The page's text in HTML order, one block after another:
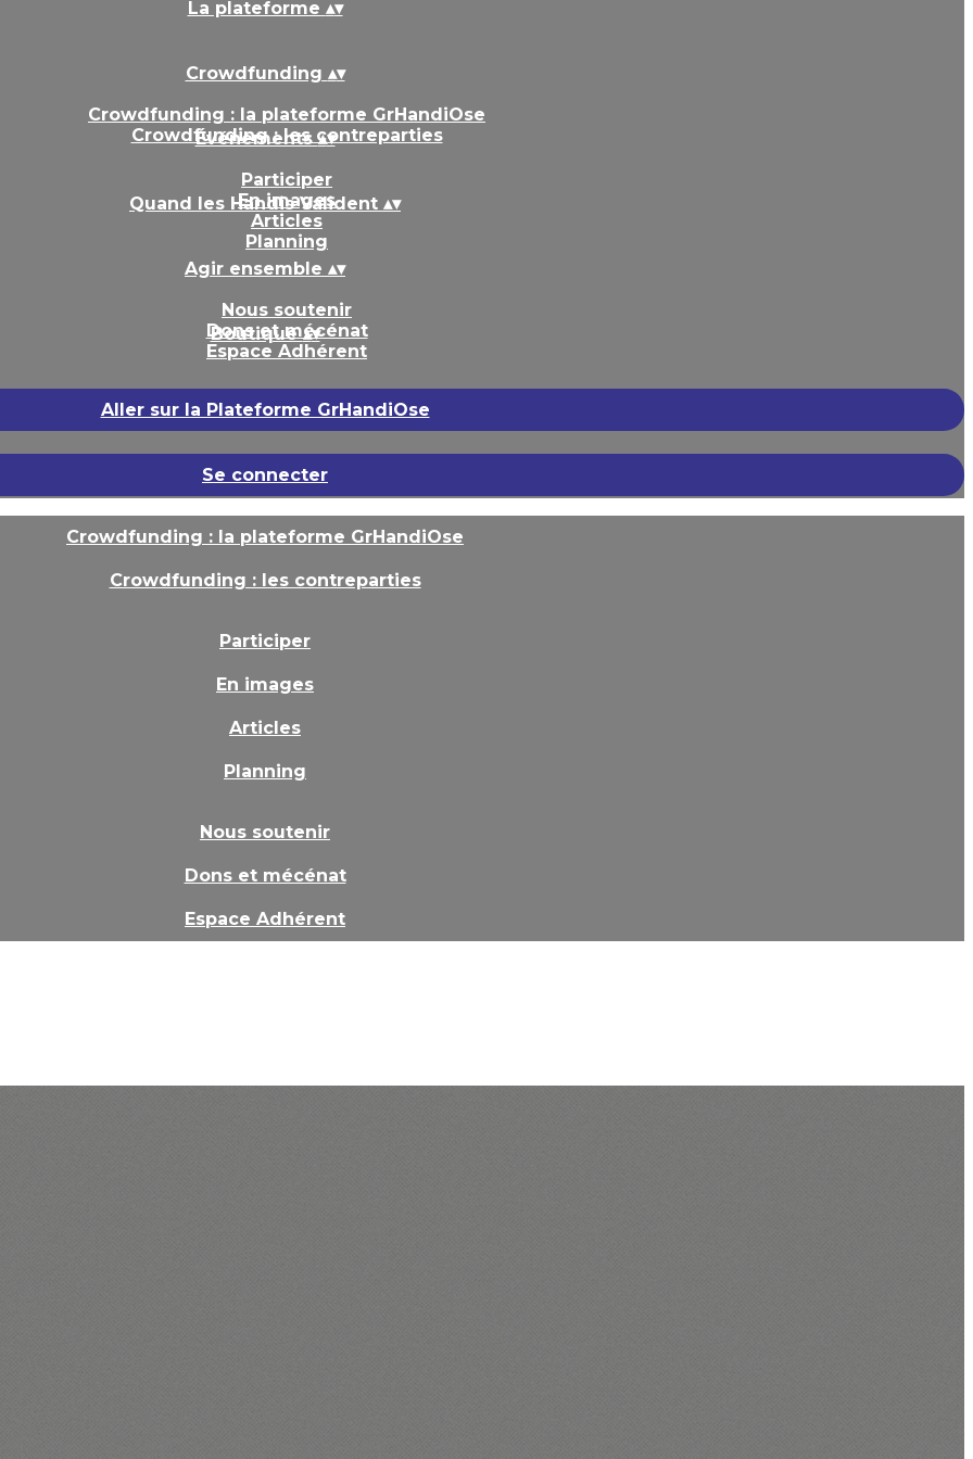
La plateforme ▴▾
Crowdfunding ▴▾
Crowdfunding : la plateforme GrHandiOse
Crowdfunding : les contreparties
Événements▴▾
Participer
En images
Articles
Planning
Quand les Handis Valident ▴▾
Agir ensemble ▴▾
Nous soutenir
Dons et mécénat
Espace Adhérent
Boutique▴▾
Aller sur la Plateforme GrHandiOse
Se connecter
Crowdfunding : la plateforme GrHandiOse
Crowdfunding : les contreparties
Participer
En images
Articles
Planning
Nous soutenir
Dons et mécénat
Espace Adhérent